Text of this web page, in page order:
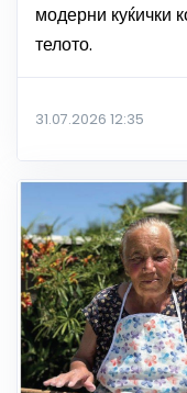
модерни куќички
телото.
31.07.2026 12:35